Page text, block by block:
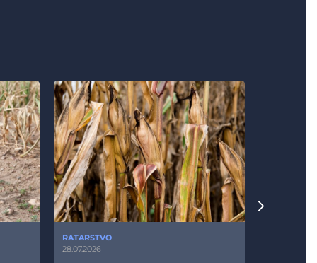
RATARSTVO
28.07.2026